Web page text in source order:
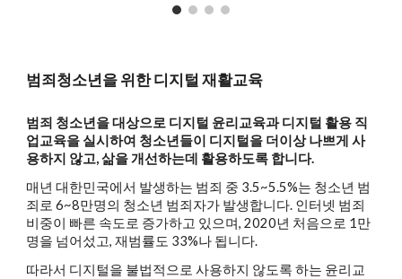
범죄청소년을 위한 디지털 재활교육
범죄 청소년을 대상으로 디지털 윤리교육과 디지털 활용 직
업교육을 실시하여 청소년들이 디지털을 더이상 나쁘게 사
용하지 않고, 삶을 개선하는데 활용하도록 합니다.
매년 대한민국에서 발생하는 범죄 중 3.5~5.5%는 청소년 범
죄로 6~8만명의 청소년 범죄자가 발생합니다. 인터넷 범죄
비중이 빠른 속도로 증가하고 있으며, 2020년 처음으로 1만
명을 넘어섰고, 재범률도 33%나 됩니다.
따라서 디지털을 불법적으로 사용하지 않도록 하는 윤리교